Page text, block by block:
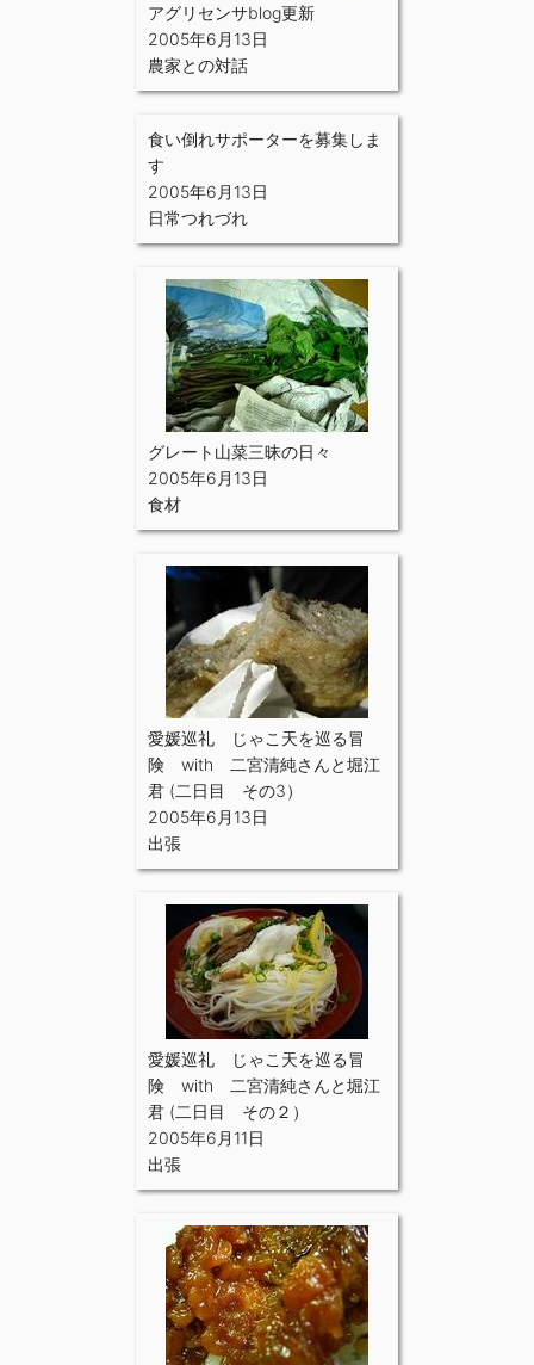
アグリセンサblog更新
2005年6月13日
農家との対話
食い倒れサポーターを募集しま
す
2005年6月13日
日常つれづれ
グレート山菜三昧の日々
2005年6月13日
食材
愛媛巡礼 じゃこ天を巡る冒
険 with 二宮清純さんと堀江
君 (二日目 その3）
2005年6月13日
出張
愛媛巡礼 じゃこ天を巡る冒
険 with 二宮清純さんと堀江
君 (二日目 その２）
2005年6月11日
出張